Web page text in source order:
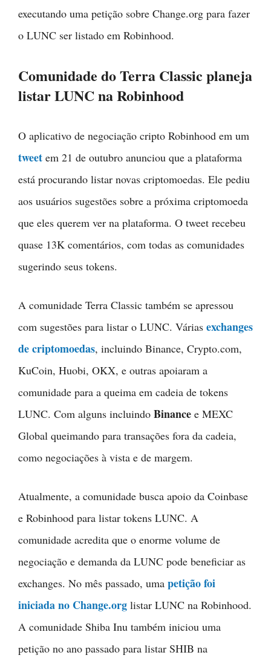
executando uma petição sobre Change.org para fazer
o LUNC ser listado em Robinhood.
Comunidade do Terra Classic planeja
listar LUNC na Robinhood
O aplicativo de negociação cripto Robinhood em um
tweet em 21 de outubro anunciou que a plataforma
está procurando listar novas criptomoedas. Ele pediu
aos usuários sugestões sobre a próxima criptomoeda
que eles querem ver na plataforma. O tweet recebeu
quase 13K comentários, com todas as comunidades
sugerindo seus tokens.
A comunidade Terra Classic também se apressou
com sugestões para listar o LUNC. Várias exchanges
de criptomoedas, incluindo Binance, Crypto.com,
KuCoin, Huobi, OKX, e outras apoiaram a
comunidade para a queima em cadeia de tokens
LUNC. Com alguns incluindo Binance e MEXC
Global queimando para transações fora da cadeia,
como negociações à vista e de margem.
Atualmente, a comunidade busca apoio da Coinbase
e Robinhood para listar tokens LUNC. A
comunidade acredita que o enorme volume de
negociação e demanda da LUNC pode beneficiar as
exchanges. No mês passado, uma petição foi
iniciada no Change.org listar LUNC na Robinhood.
A comunidade Shiba Inu também iniciou uma
petição no ano passado para listar SHIB na